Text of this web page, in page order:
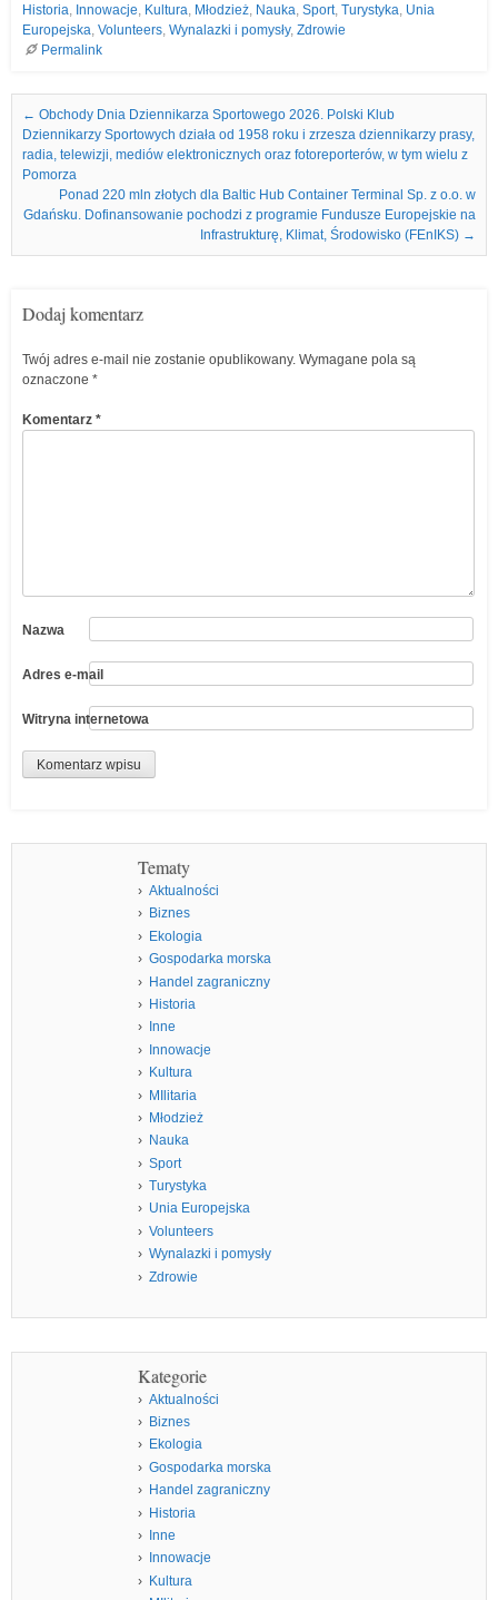
Historia, Innowacje, Kultura, Młodzież, Nauka, Sport, Turystyka, Unia
Europejska, Volunteers, Wynalazki i pomysły, Zdrowie
Permalink
Nawigacja we wpisach
← Obchody Dnia Dziennikarza Sportowego 2026. Polski Klub
Dziennikarzy Sportowych działa od 1958 roku i zrzesza dziennikarzy prasy,
radia, telewizji, mediów elektronicznych oraz fotoreporterów, w tym wielu z
Pomorza
Ponad 220 mln złotych dla Baltic Hub Container Terminal Sp. z o.o. w
Gdańsku. Dofinansowanie pochodzi z programie Fundusze Europejskie na
Infrastrukturę, Klimat, Środowisko (FEnIKS) →
Dodaj komentarz
Twój adres e-mail nie zostanie opublikowany. Wymagane pola są
oznaczone *
Komentarz *
Nazwa
Adres e-mail
Witryna internetowa
Tematy
Aktualności
Biznes
Ekologia
Gospodarka morska
Handel zagraniczny
Historia
Inne
Innowacje
Kultura
MIlitaria
Młodzież
Nauka
Sport
Turystyka
Unia Europejska
Volunteers
Wynalazki i pomysły
Zdrowie
Kategorie
Aktualności
Biznes
Ekologia
Gospodarka morska
Handel zagraniczny
Historia
Inne
Innowacje
Kultura